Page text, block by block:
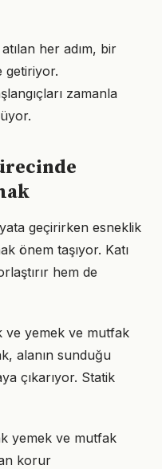
her adım, bir
getiriyor.
zamanla
geçirirken esneklik
önem taşıyor. Katı
hem de
ve yemek ve mutfak
alanın sunduğu
çıkarıyor. Statik
yemek ve mutfak
korur